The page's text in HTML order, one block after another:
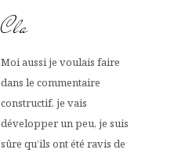
Cla
Moi aussi je voulais faire
dans le commentaire
constructif, je vais
développer un peu, je suis
sûre qu’ils ont été ravis de